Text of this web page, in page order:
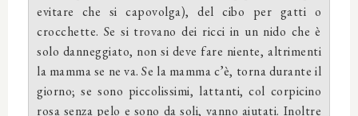
evitare che si capovolga), del cibo per gatti o
crocchette. Se si trovano dei ricci in un nido che è
solo danneggiato, non si deve fare niente, altrimenti
la mamma se ne va. Se la mamma c’è, torna durante il
giorno; se sono piccolissimi, lattanti, col corpicino
rosa senza pelo e sono da soli, vanno aiutati. Inoltre